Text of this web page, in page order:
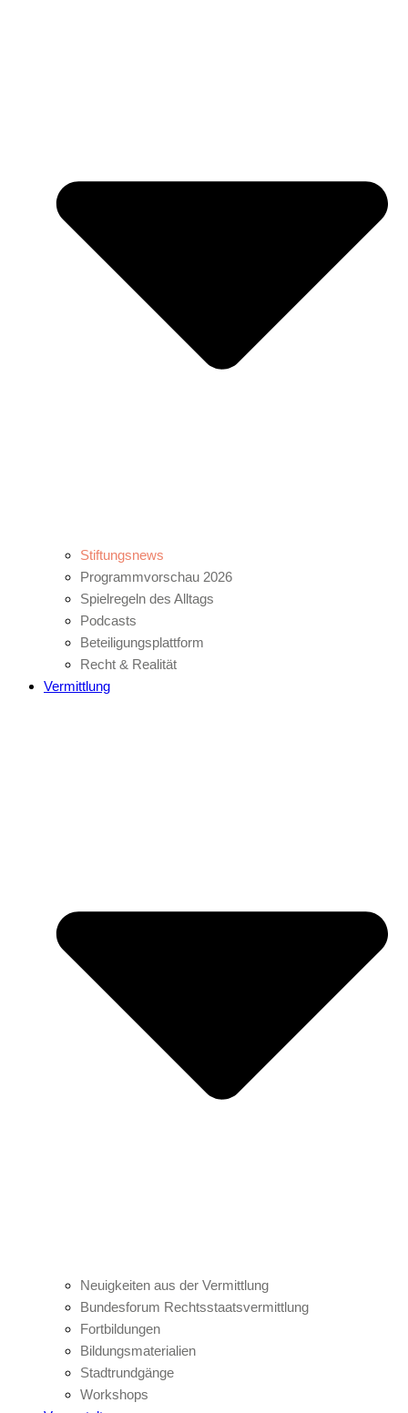
Stiftungsnews
Programmvorschau 2026
Spielregeln des Alltags
Podcasts
Beteiligungsplattform
Recht & Realität
Vermittlung
Neuigkeiten aus der Vermittlung
Bundesforum Rechtsstaatsvermittlung
Fortbildungen
Bildungsmaterialien
Stadtrundgänge
Workshops